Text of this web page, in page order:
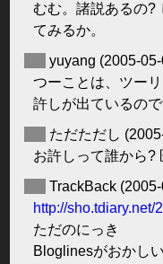
むむ。諸説あるの?
てみるか。
yuyang (2005-
つーことは、ツー
許しが出ているので
ただただし
お許しって誰から
TrackBack
http://sho.tdiary.net/
ただのにっき
Bloglinesがおかし